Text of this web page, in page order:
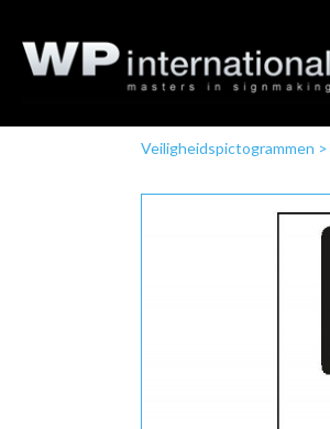
Veiligheidspictogrammen >